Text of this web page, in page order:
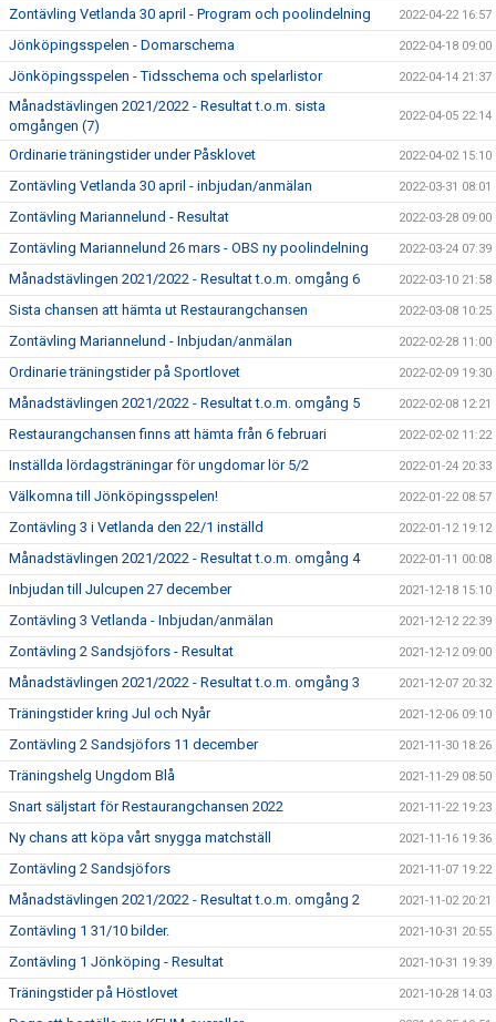
Zontävling Vetlanda 30 april - Program och poolindelning 2022-04-22 16:57
Jönköpingsspelen - Domarschema 2022-04-18 09:00
Jönköpingsspelen - Tidsschema och spelarlistor 2022-04-14 21:37
Månadstävlingen 2021/2022 - Resultat t.o.m. sista
omgången (7)
2022-04-05 22:14
Ordinarie träningstider under Påsklovet 2022-04-02 15:10
Zontävling Vetlanda 30 april - inbjudan/anmälan 2022-03-31 08:01
Zontävling Mariannelund - Resultat 2022-03-28 09:00
Zontävling Mariannelund 26 mars - OBS ny poolindelning 2022-03-24 07:39
Månadstävlingen 2021/2022 - Resultat t.o.m. omgång 6 2022-03-10 21:58
Sista chansen att hämta ut Restaurangchansen 2022-03-08 10:25
Zontävling Mariannelund - Inbjudan/anmälan 2022-02-28 11:00
Ordinarie träningstider på Sportlovet 2022-02-09 19:30
Månadstävlingen 2021/2022 - Resultat t.o.m. omgång 5 2022-02-08 12:21
Restaurangchansen finns att hämta från 6 februari 2022-02-02 11:22
Inställda lördagsträningar för ungdomar lör 5/2 2022-01-24 20:33
Välkomna till Jönköpingsspelen! 2022-01-22 08:57
Zontävling 3 i Vetlanda den 22/1 inställd 2022-01-12 19:12
Månadstävlingen 2021/2022 - Resultat t.o.m. omgång 4 2022-01-11 00:08
Inbjudan till Julcupen 27 december 2021-12-18 15:10
Zontävling 3 Vetlanda - Inbjudan/anmälan 2021-12-12 22:39
Zontävling 2 Sandsjöfors - Resultat 2021-12-12 09:00
Månadstävlingen 2021/2022 - Resultat t.o.m. omgång 3 2021-12-07 20:32
Träningstider kring Jul och Nyår 2021-12-06 09:10
Zontävling 2 Sandsjöfors 11 december 2021-11-30 18:26
Träningshelg Ungdom Blå 2021-11-29 08:50
Snart säljstart för Restaurangchansen 2022 2021-11-22 19:23
Ny chans att köpa vårt snygga matchställ 2021-11-16 19:36
Zontävling 2 Sandsjöfors 2021-11-07 19:22
Månadstävlingen 2021/2022 - Resultat t.o.m. omgång 2 2021-11-02 20:21
Zontävling 1 31/10 bilder. 2021-10-31 20:55
Zontävling 1 Jönköping - Resultat 2021-10-31 19:39
Träningstider på Höstlovet 2021-10-28 14:03